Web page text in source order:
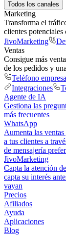
Todos los canales
Marketing
Transforma el
clientes potenciales
JivoMarketing
Ventas
Consigue más
de los pedidos y
Teléfono
Integraciones
Agente de IA
Gestiona las
más frecuentes
WhatsApp
Aumenta las
a tus clientes a
de mensajería
JivoMarketing
Capta la atención
capta su interés
vayan
Precios
Afiliados
Ayuda
Aplicaciones
Blog